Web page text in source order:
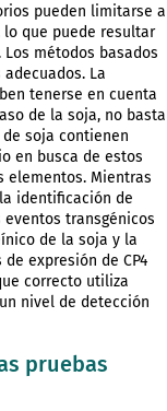
pueden limitarse a
que puede resultar
métodos basados
La
tenerse en cuenta
de la soja, no basta
soja contienen
en busca de estos
elementos. Mientras
identificación de
transgénicos
de la soja y la
expresión de CP4
correcto utiliza
nivel de detección
pruebas